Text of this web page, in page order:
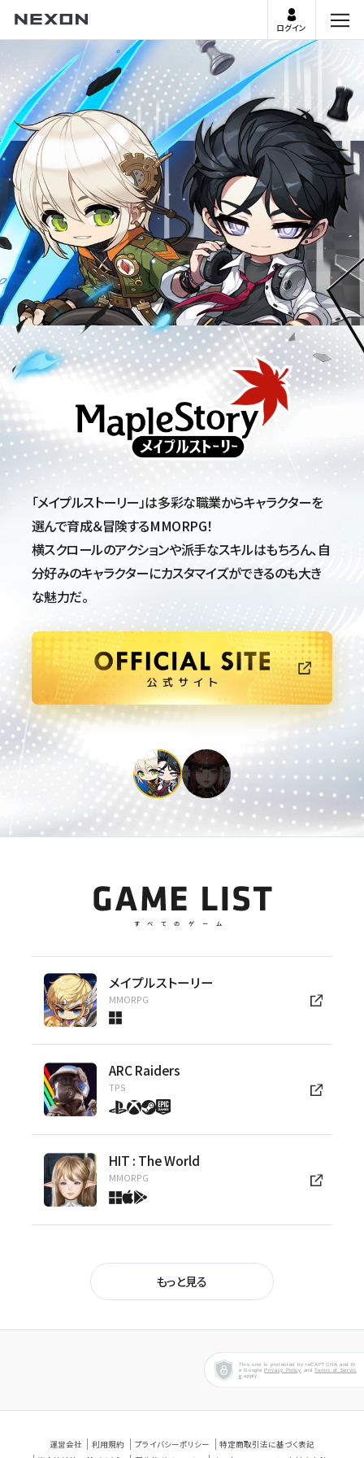
ログイン
「メイプルストーリー」は多彩な職業からキャラクターを
選んで育成＆冒険するMMORPG！
横スクロールのアクションや派手なスキルはもちろん、自
分好みのキャラクターにカスタマイズができるのも大き
な魅力だ。
公式サイト
HIT:The World
GAME LISTすべてのゲーム
メイプルストーリー
MMORPG
ARC Raiders
TPS
HIT : The World
MMORPG
ほのぼの生活系RPG
ドラマチックRPG
もっと見る
This site is protected by reCAPTCHA and th
e GooglePrivacy Policy andTerms of Servic
e apply.
運営会社 利用規約 プライバシーポリシー
特定商取引法に基づく表記